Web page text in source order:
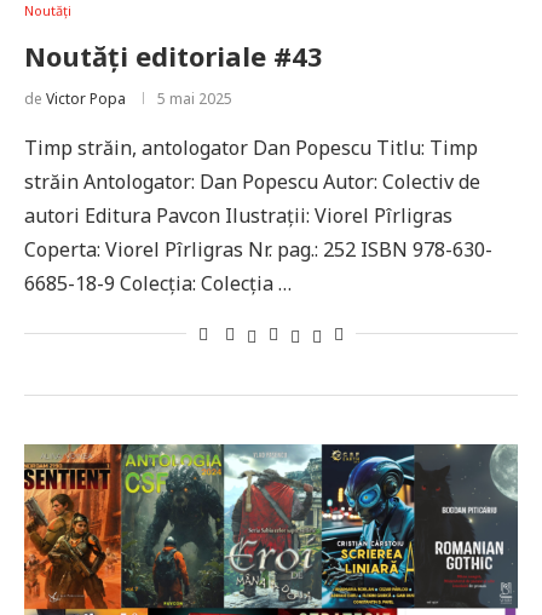
Noutăți
Noutăți editoriale #43
de Victor Popa 5 mai 2025
Timp străin, antologator Dan Popescu Titlu: Timp
străin Antologator: Dan Popescu Autor: Colectiv de
autori Editura Pavcon Ilustrații: Viorel Pîrligras
Coperta: Viorel Pîrligras Nr. pag.: 252 ISBN 978-630-
6685-18-9 Colecția: Colecția …